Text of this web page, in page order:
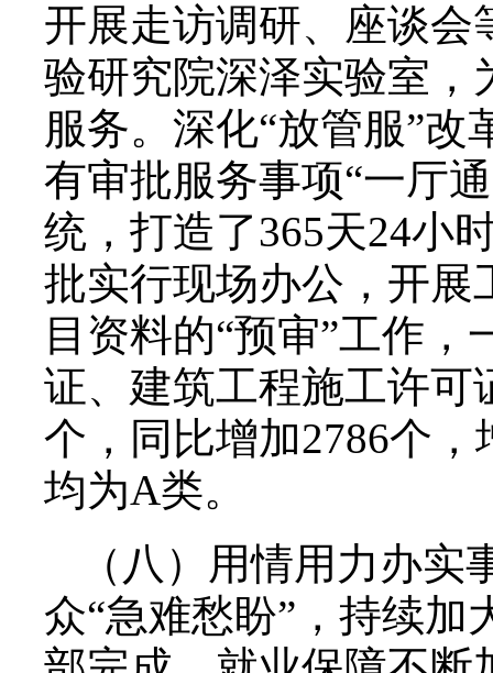
开展走访调研、座谈会
验研究院深泽实验室，
服务。深化“放管服”
有审批服务事项“一厅
统，打造了365天24小
批实行现场办公，开展
目资料的“预审”工作
证、建筑工程施工许可
个，同比增加2786个
均为A类。
（八）用情用力办
众“急难愁盼”，持续